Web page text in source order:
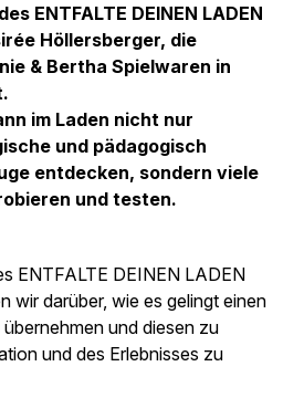
ENTFALTE DEINEN LADEN
Höllersberger, die
& Bertha Spielwaren in
im Laden nicht nur
und pädagogisch
entdecken, sondern viele
und testen.
ENTFALTE DEINEN LADEN
wir darüber, wie es gelingt einen
und diesen zu
und des Erlebnisses zu